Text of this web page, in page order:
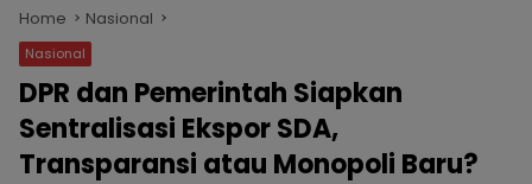
Home Nasional
Nasional
DPR dan Pemerintah Siapkan
Sentralisasi Ekspor SDA,
Transparansi atau Monopoli Baru?